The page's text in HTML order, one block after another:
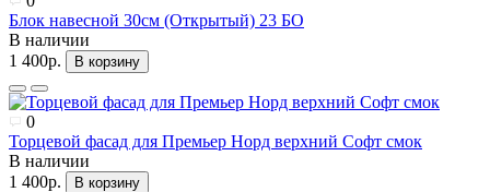
Блок навесной 30см (Открытый) 23 БО
В наличии
1 400р.
В корзину
0
Торцевой фасад для Премьер Норд верхний Софт смок
В наличии
1 400р.
В корзину